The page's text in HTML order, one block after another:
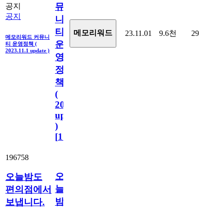
공지
공지
메모리워드 커뮤니
티 운영정책 (
2023.11.1 update )
뮤
니
티
운
영
정
책
(
2023.11.1
update
)
[110
메모리워드 23.11.01 9.6천 29
196758
오늘밤도
편의점에서
보냅니다.
오
늘
밤